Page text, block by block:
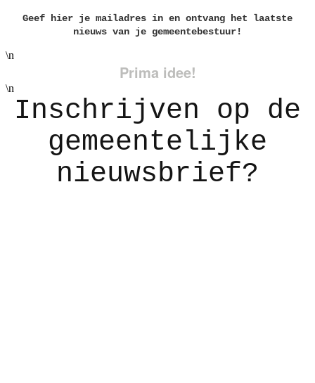
Geef hier je mailadres in en ontvang het laatste
nieuws van je gemeentebestuur!
\n
Prima idee!
\n
Inschrijven op de
gemeentelijke
nieuwsbrief?